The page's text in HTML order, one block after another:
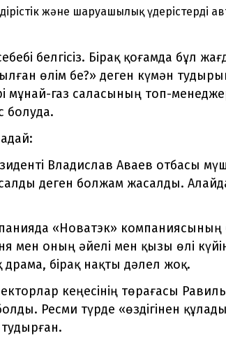
және шаруашылық үдерістерді
белгісіз. Бірақ қоғамда бұл
өлім бе?» деген күмән
мұнай-газ саласының топ-
болуда.
Владислав Аваев отбасы
салды деген болжам жасалды.
«Новатэк»
мен оның әйелі мен қызы өлі
бірақ нақты дәлел жоқ.
кеңесінің төрағасы
Ресми түрде «өздігінен
тудырған.